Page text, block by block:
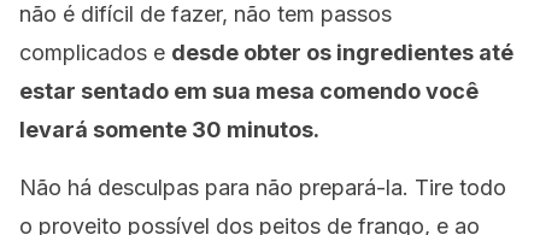
não é difícil de fazer, não tem passos
complicados e desde obter os ingredientes até
estar sentado em sua mesa comendo você
levará somente 30 minutos.
Não há desculpas para não prepará-la. Tire todo
o proveito possível dos peitos de frango, e ao